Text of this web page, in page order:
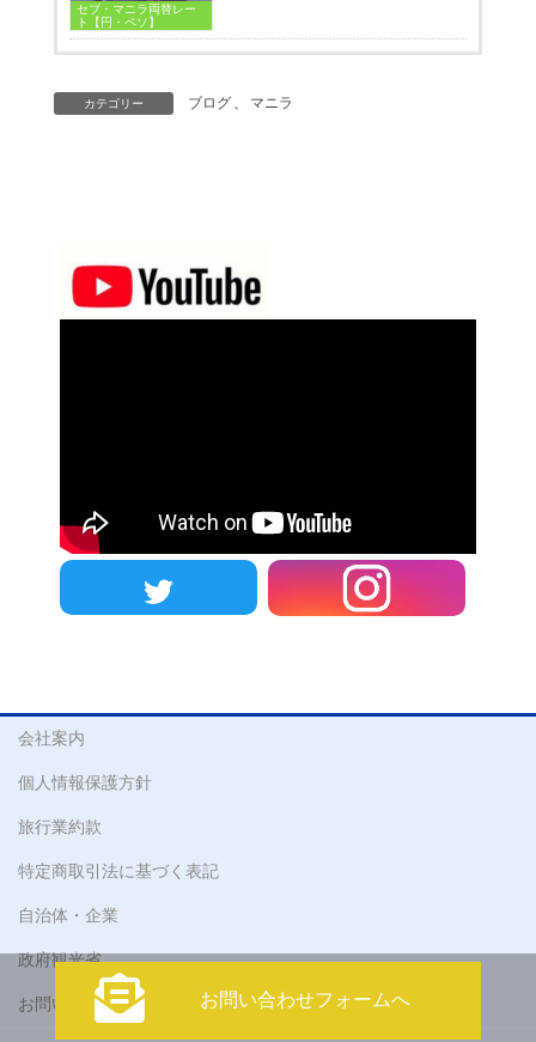
セブ・マニラ両替レー
ト【円・ペソ】
カテゴリー ブログ マニラ
会社案内
個人情報保護方針
旅行業約款
特定商取引法に基づく表記
自治体・企業
政府観光省
お問い合わせ お問い合わせフォームへ